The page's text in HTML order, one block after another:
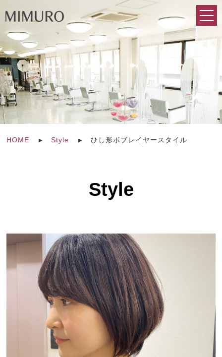
HOME Style ひし形ボブレイヤースタイル
Style